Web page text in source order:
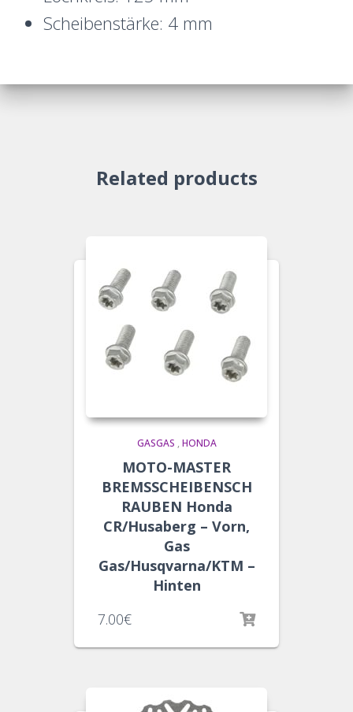
Scheibenstärke: 4 mm
Related products
GASGAS , HONDA
MOTO-MASTER
BREMSSCHEIBENSCH
RAUBEN Honda
CR/Husaberg – Vorn,
Gas
Gas/Husqvarna/KTM –
Hinten
7.00€